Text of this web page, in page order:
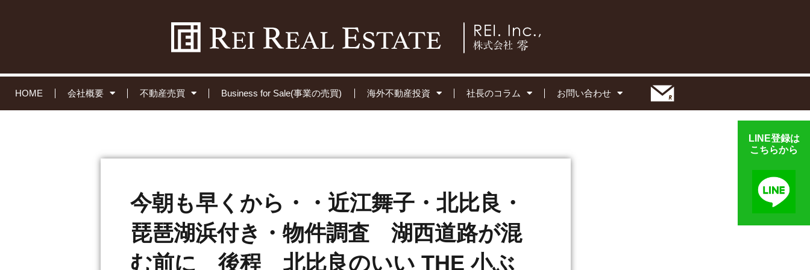
HOME 会社概要 不動産売買 Business for Sale(事業の売買) 海外不動産投資 社長のコラム お問い合わせ
LINE登録は
こちらから
今朝も早くから・・近江舞子・北比良・
琵琶湖浜付き・物件調査 湖西道路が混
む前に 後程 北比良のいい THE 小ぶ